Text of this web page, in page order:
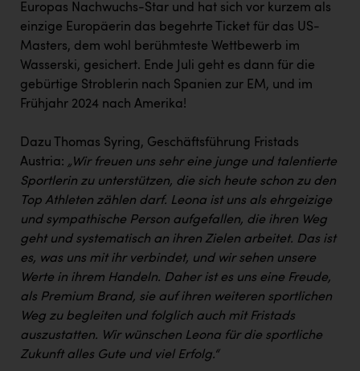
PEZ
PÜSPÖK
REMAX
RE/MAX Welcome
Resch&Frisch
RUBBLE MASTER
Ruderclub Wels
SCRI - Salzburg Cancer Research Institute
SCHMACHTL GmbH
Seher + Partner
Europas Nachwuchs-Star und hat sich vor kurzem als
einzige Europäerin das begehrte Ticket für das US-
Masters, dem wohl berühmteste Wettbewerb im
Wasserski, gesichert. Ende Juli geht es dann für die
gebürtige Stroblerin nach Spanien zur EM, und im
Frühjahr 2024 nach Amerika!
Dazu Thomas Syring, Geschäftsführung Fristads
Austria: „Wir freuen uns sehr eine junge und talentierte
Sportlerin zu unterstützen, die sich heute schon zu den
Top Athleten zählen darf. Leona ist uns als ehrgeizige
und sympathische Person aufgefallen, die ihren Weg
geht und systematisch an ihren Zielen arbeitet. Das ist
es, was uns mit ihr verbindet, und wir sehen unsere
Werte in ihrem Handeln. Daher ist es uns eine Freude,
als Premium Brand, sie auf ihren weiteren sportlichen
Weg zu begleiten und folglich auch mit Fristads
auszustatten. Wir wünschen Leona für die sportliche
Zukunft alles Gute und viel Erfolg.“